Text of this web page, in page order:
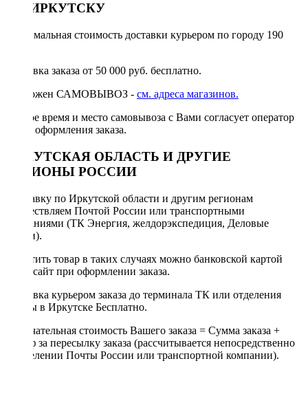
ПО ИРКУТСКУ
Минимальная стоимость доставки курьером по городу 190
Доставка заказа от 50 000 руб. бесплатно.
Возможен САМОВЫВОЗ - см. адреса магазинов.
Точное время и место самовывоза с Вами согласует оператор
после оформления заказа.
ИРКУТСКАЯ ОБЛАСТЬ И ДРУГИЕ
РЕГИОНЫ РОССИИ
Отправку по Иркутской области и другим регионам
осуществляем Почтой России или транспортными
компаниями (ТК Энергия, желдорэкспедиция, Деловые
линии).
Оплатить товар в таких случаях можно банковской картой
через сайт при оформлении заказа.
Доставка курьером заказа до терминала ТК или отделения
Почты в Иркутске Бесплатно.
Окончательная стоимость Вашего заказа = Сумма заказа +
Тариф за пересылку заказа (рассчитывается непосредственно
в отделении Почты России или транспортной компании).